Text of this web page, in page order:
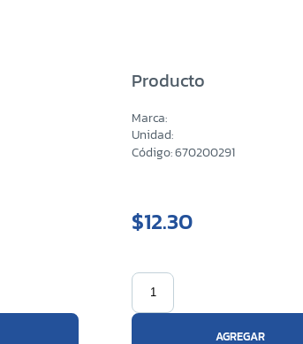
Producto
Marca:
Unidad:
Código: 670200291
$12.30
AGREGAR